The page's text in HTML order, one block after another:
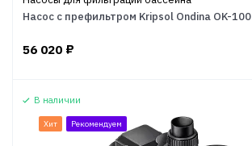
Насос с префильтром Kripsol Ondina OK-100
56 020 ₽
В наличии
Хит Рекомендуем